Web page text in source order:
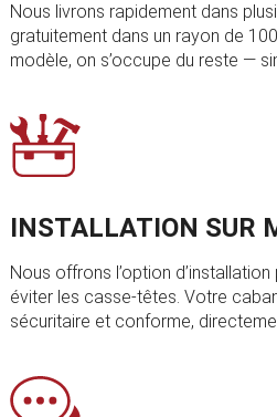
Nous livrons rapidement dans
gratuitement dans un rayon de
modèle, on s’occupe du reste —
INSTALLATION SUR
Nous offrons l’option
éviter les casse-têtes. Votre
sécuritaire et conforme,